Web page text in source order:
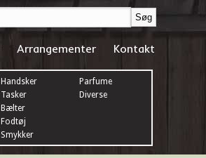
Handsker
Tasker
Bælter
Fodtøj
Smykker
Parfume
Diverse
Arrangementer Kontakt